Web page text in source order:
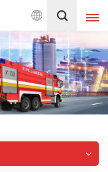
Sejak 1990Indonesia